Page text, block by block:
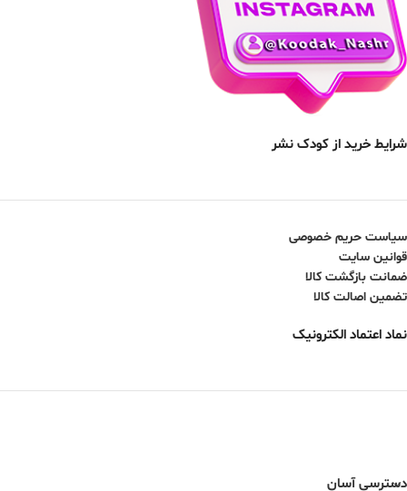
شرایط خرید از کودک نشر
سیاست حریم خصوصی
قوانین سایت
ضمانت بازگشت کالا
تضمین اصالت کالا
نماد اعتماد الکترونیک
دسترسی آسان